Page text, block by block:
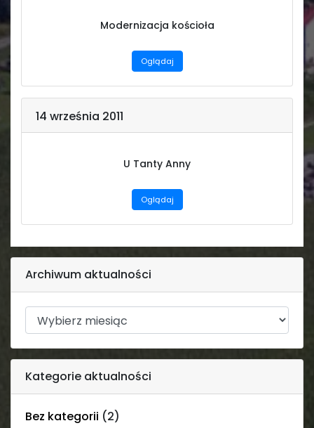
Modernizacja kościoła
Oglądaj
14 września 2011
U Tanty Anny
Oglądaj
Archiwum aktualności
Kategorie aktualności
Bez kategorii (2)